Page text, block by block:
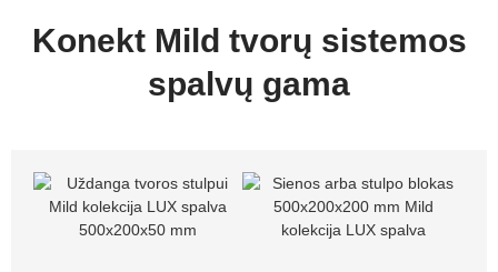
Konekt Mild tvorų sistemos
spalvų gama